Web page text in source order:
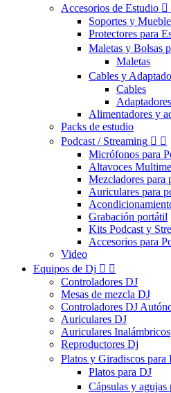
Accesorios de Estudio 
Soportes y
Protectores para
Maletas y Bolsas
Maletas
Cables y
Cables
Adaptadores
Alimentadores y
Packs de estudio
Podcast / Streaming  
Micrófonos para
Altavoces
Mezcladores para
Auriculares para
Grabación portátil
Kits Podcast y
Accesorios para
Video
Equipos de Dj  
Controladores DJ
Mesas de mezcla DJ
Controladores DJ
Auriculares DJ
Auriculares Inalámbricos
Reproductores Dj
Platos y Giradiscos para
Platos para DJ
Cápsulas y agujas